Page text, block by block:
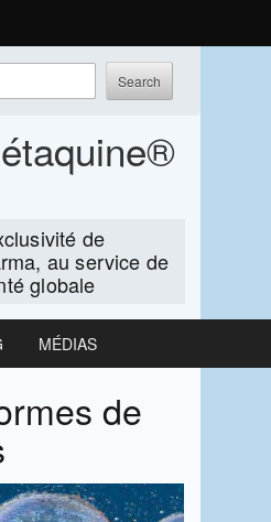
de
au service de
globale
MÉDIAS
de